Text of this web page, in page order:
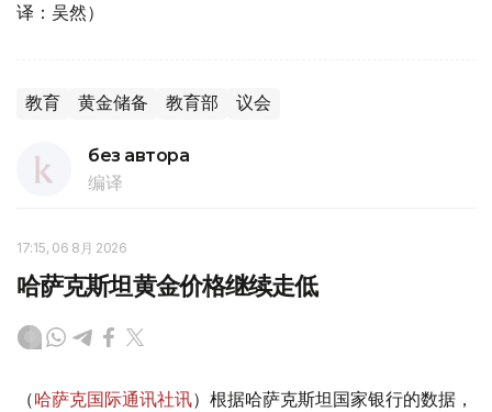
译：吴然）
教育 黄金储备 教育部 议会
без автора
编译
17:15, 06 8月 2026
哈萨克斯坦黄金价格继续走低
（哈萨克国际通讯社讯）根据哈萨克斯坦国家银行的数据，